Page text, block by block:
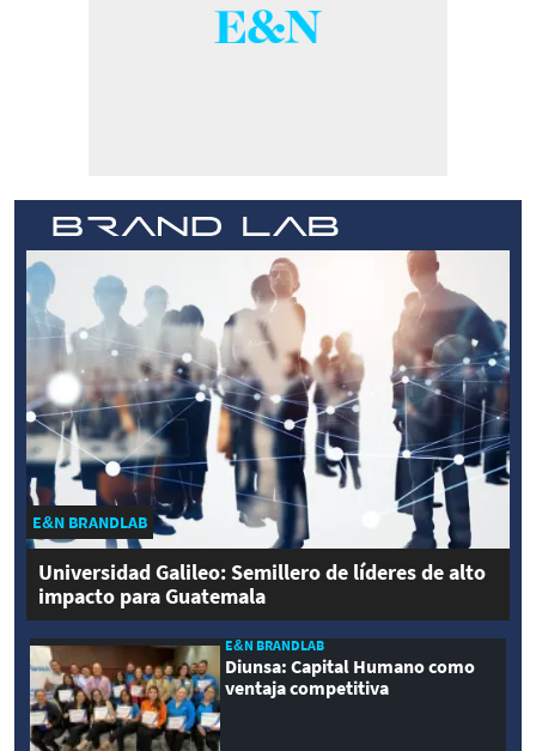
E&N BRANDLAB
Universidad Galileo: Semillero de líderes de alto
impacto para Guatemala
E&N BRANDLAB
Diunsa: Capital Humano como
ventaja competitiva